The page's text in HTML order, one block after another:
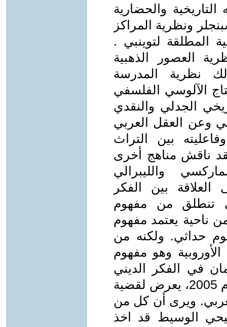
والحضارية
ونظرية المراكز
المطلقة لتوينبي .
العصور الذهبية
نظرية المدرسة
الآلوسي الفلسفي
الجدلي والنقدي
وعن العقل العربي
بين التراث
ناقش مناهج أخرى
والليبرالي
بين الفكر
تنطلق من مفهوم
ناحية يعتمد مفهوم
حداثي. ولكنه من
وهو مفهوم
في الفكر الديني
والفلسفي وفلسفة العلم"، الصادر عام 2005، يعرض لقضية
ويرى أن كل من
الوسيط قد اخذ